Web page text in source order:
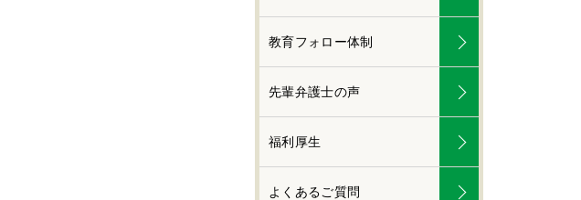
教育フォロー体制
先輩弁護士の声
福利厚生
よくあるご質問